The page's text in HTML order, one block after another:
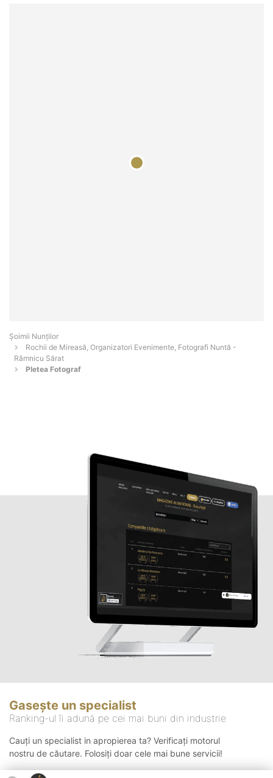
Șoimii Nunților
Rochii de Mireasă, Organizatori Evenimente, Fotografi Nuntă -
Râmnicu Sărat
Pletea Fotograf
Gasește un specialist
Ranking-ul îi adună pe cei mai buni din industrie
Cauți un specialist in apropierea ta? Verificați motorul
nostru de căutare. Folosiți doar cele mai bune servicii!